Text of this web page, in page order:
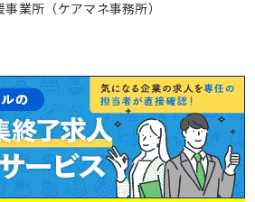
業所（ケアマネ事務所）